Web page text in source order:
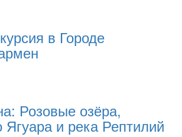
в Городе
Розовые озёра,
Ягуара и река Рептилий